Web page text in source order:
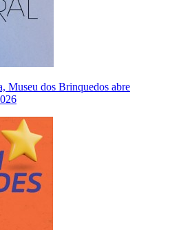
Museu dos Brinquedos abre